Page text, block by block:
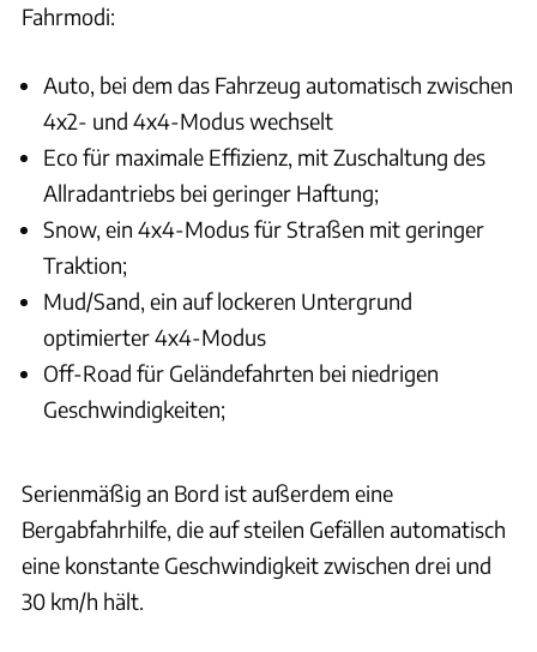
Fahrmodi:
Auto, bei dem das Fahrzeug automatisch zwischen
4x2- und 4x4-Modus wechselt
Eco für maximale Effizienz, mit Zuschaltung des
Allradantriebs bei geringer Haftung;
Snow, ein 4x4-Modus für Straßen mit geringer
Traktion;
Mud/Sand, ein auf lockeren Untergrund
optimierter 4x4-Modus
Off-Road für Geländefahrten bei niedrigen
Geschwindigkeiten;
Serienmäßig an Bord ist außerdem eine
Bergabfahrhilfe, die auf steilen Gefällen automatisch
eine konstante Geschwindigkeit zwischen drei und
30 km/h hält.